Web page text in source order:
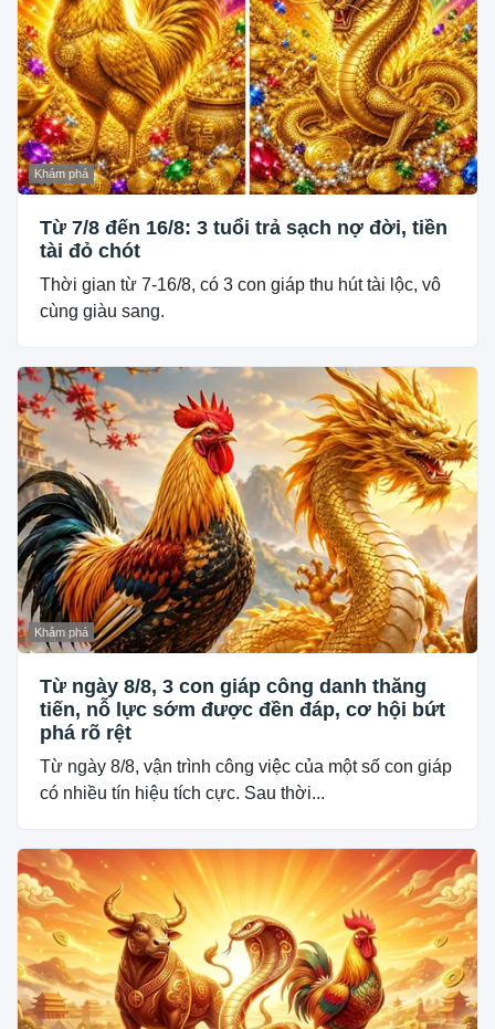
Khám phá
Từ 7/8 đến 16/8: 3 tuổi trả sạch nợ đời, tiền
tài đỏ chót
Thời gian từ 7-16/8, có 3 con giáp thu hút tài lộc, vô
cùng giàu sang.
Khám phá
Từ ngày 8/8, 3 con giáp công danh thăng
tiến, nỗ lực sớm được đền đáp, cơ hội bứt
phá rõ rệt
Từ ngày 8/8, vận trình công việc của một số con giáp
có nhiều tín hiệu tích cực. Sau thời...